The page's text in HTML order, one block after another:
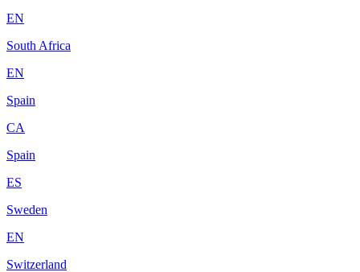
EN
South Africa
EN
Spain
CA
Spain
ES
Sweden
EN
Switzerland